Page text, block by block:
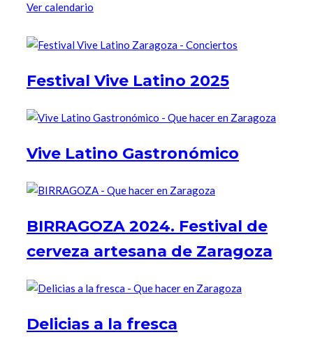
Ver calendario
Festival Vive Latino 2025
Vive Latino Gastronómico
BIRRAGOZA 2024. Festival de
cerveza artesana de Zaragoza
Delicias a la fresca